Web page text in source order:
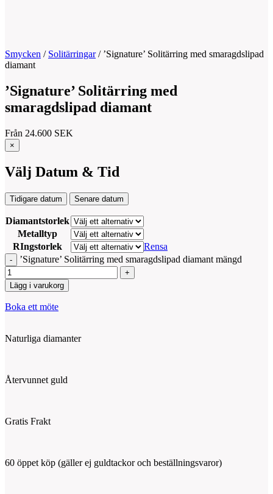
Smycken / Solitärringar/ ’Signature’ Solitärring med smaragdslipad
diamant
’Signature’ Solitärring med
smaragdslipad diamant
Från 24.600 SEK
×
Välj Datum & Tid
Tidigare datum Senare datum
Diamantstorlek
Metalltyp
RIngstorlek
Rensa
’Signature’ Solitärring med smaragdslipad diamant mängd
Lägg i varukorg
Boka ett möte
Naturliga diamanter
Återvunnet guld
Gratis Frakt
60 öppet köp (gäller ej guldtackor och beställningsvaror)